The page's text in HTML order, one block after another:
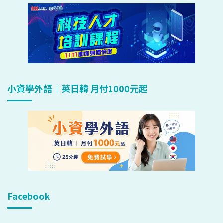
小資學外語｜英日韓 月付1000元起
Facebook